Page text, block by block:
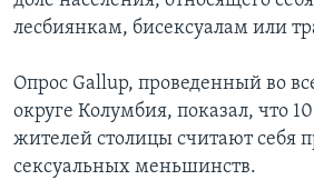
лесбиянкам, бисексуалам или
Опрос Gallup, проведенный во
округе Колумбия, показал, что
жителей столицы считают себя
сексуальных меньшинств.